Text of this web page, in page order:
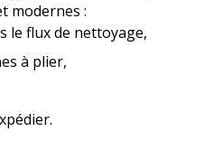
modernes :
le flux de nettoyage,
à plier,